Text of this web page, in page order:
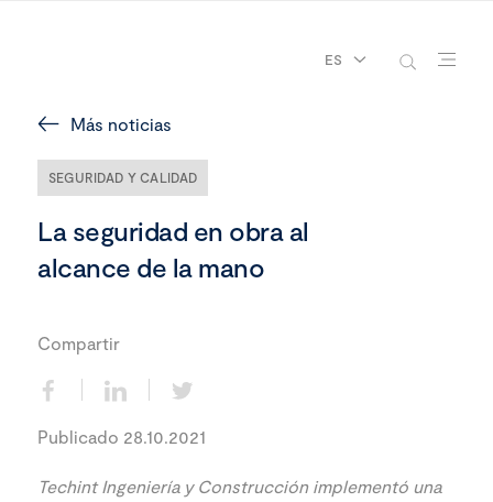
ES
Más noticias
SEGURIDAD Y CALIDAD
La seguridad en obra al
alcance de la mano
Compartir
Publicado 28.10.2021
Techint Ingeniería y Construcción implementó una